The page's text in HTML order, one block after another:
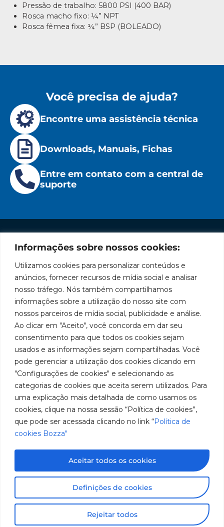
Informações sobre nossos cookies:
Utilizamos cookies para personalizar conteúdos e
anúncios, fornecer recursos de mídia social e analisar
nosso tráfego. Nós também compartilhamos
informações sobre a utilização do nosso site com
nossos parceiros de mídia social, publicidade e análise.
Ao clicar em "Aceito", você concorda em dar seu
consentimento para que todos os cookies sejam
usados e as informações sejam compartilhadas. Você
pode gerenciar a utilização dos cookies clicando em
"Configurações de cookies" e selecionando as
categorias de cookies que aceita serem utilizados. Para
uma explicação mais detalhada de como usamos os
cookies, clique na nossa sessão “Política de cookies”,
que pode ser acessada clicando no link “Política de
cookies Bozza"
Definições de cookies
Rejeitar todos
Aceitar todos os cookies
Pressão de trabalho: 5800 PSI (400 BAR)
Rosca macho fixo: ¼” NPT
Rosca fêmea fixa: ¼” BSP (BOLEADO)
Você precisa de ajuda?
Encontre uma assistência técnica
Downloads, Manuais, Fichas
Entre em contato com a central de
suporte
Marca
líder
em
fabricação
de
equipamentos
para
lubrificação
e
abastecimento
da
América
Políticas
Privacidade
Políticas
de
Cookies
Institucional
A Bozza
Produtos
Soluções
Assistências
Técnicas
Seja um
representante
Trabalhe
Conosco
Localização
Rua
Tiradentes,
931 – Anexo
Franchini,
50/96
Bairro: Santa
Terezinha
São Bernardo
do Campo –
SP
Fale
Conosco
SAC: 0800
019 5050
Redes
Facebook
LinkedIn
Instagram
Imagens meramente ilustrativas. Informações sujeitas a
alterações sem aviso prévio. Todos os direitos são
reservados à José Murilia Bozza Comércio e Indústria
Ltda.